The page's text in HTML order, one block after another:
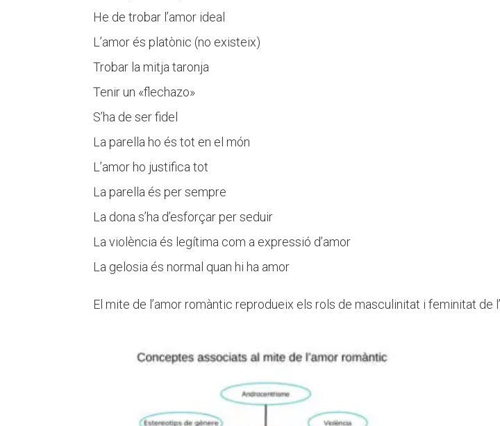
He de trobar l’amor ideal
L’amor és platònic (no existeix)
Trobar la mitja taronja
Tenir un «flechazo»
S’ha de ser fidel
La parella ho és tot en el món
L’amor ho justifica tot
La parella és per sempre
La dona s’ha d’esforçar per seduir
La violència és legítima com a expressió d’amor
La gelosia és normal quan hi ha amor
El mite de l’amor romàntic reprodueix els rols de masculinitat i feminitat de